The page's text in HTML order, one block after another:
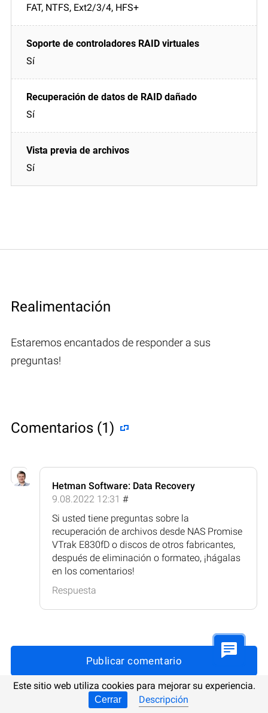
FAT, NTFS, Ext2/3/4, HFS+
Sí
Sí
Sí
Realimentación
Estaremos encantados de responder a sus
preguntas!
Comentarios (1)
Hetman Software: Data Recovery
9.08.2022 12:31 #
Si usted tiene preguntas sobre la
recuperación de archivos desde NAS Promise
VTrak E830fD o discos de otros fabricantes,
después de eliminación o formateo, ¡hágalas
en los comentarios!
Respuesta
Publicar comentario
Este sitio web utiliza cookies para mejorar su experiencia.
Cerrar Descripción